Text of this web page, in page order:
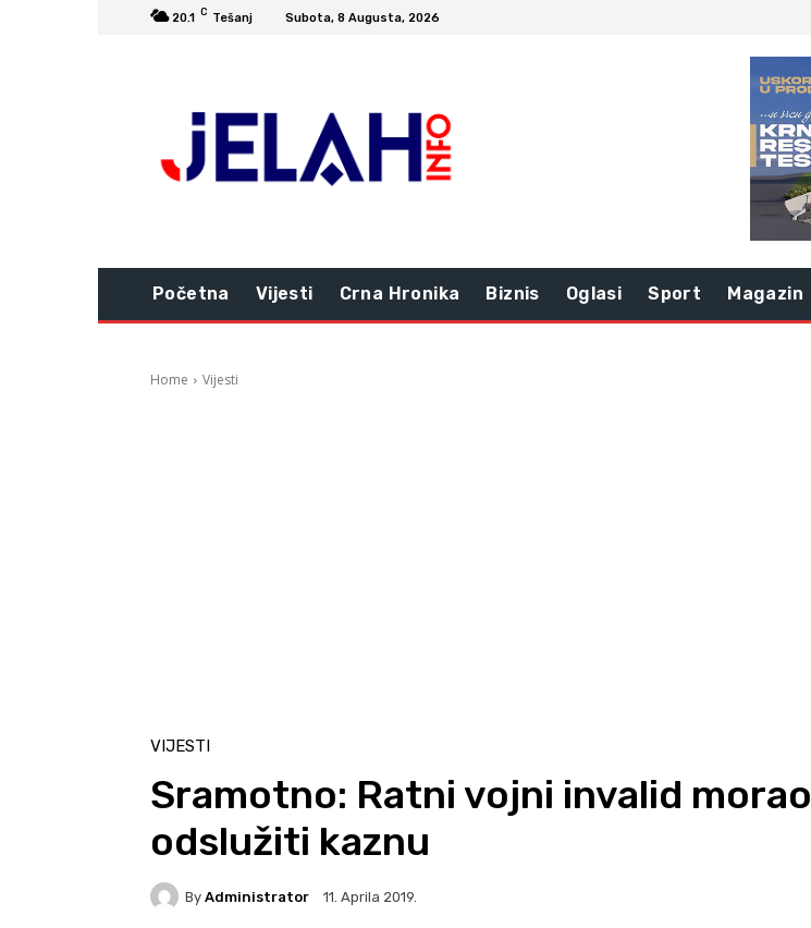
20.1 C Tešanj Subota, 8 Augusta, 2026
Početna Vijesti Crna Hronika Biznis Oglasi Sport Magazin
Home Vijesti
VIJESTI
Sramotno: Ratni vojni invalid morao
odslužiti kaznu
By Administrator 11. Aprila 2019.